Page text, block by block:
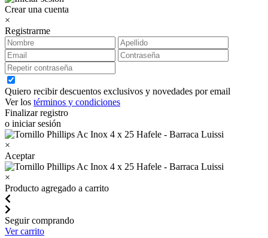
Crear una cuenta
×
Registrarme
Quiero recibir descuentos exclusivos y novedades por email
Ver los términos y condiciones
Finalizar registro
o iniciar sesión
×
Aceptar
×
Producto agregado a carrito
Seguir comprando
Ver carrito